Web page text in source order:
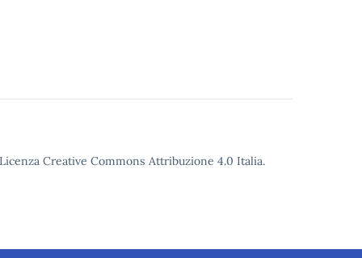
Creative Commons Attribuzione 4.0 Italia.